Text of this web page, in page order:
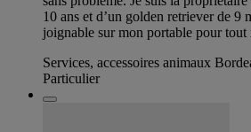
10 ans et d’un golden retriever de 9
joignable sur mon portable pour tout
Services, accessoires animaux
Particulier